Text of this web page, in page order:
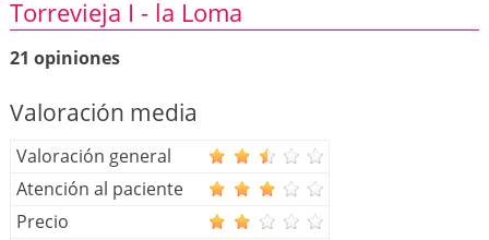
Torrevieja I - la Loma
21 opiniones
Valoración media
Valoración general
Atención al paciente
Precio